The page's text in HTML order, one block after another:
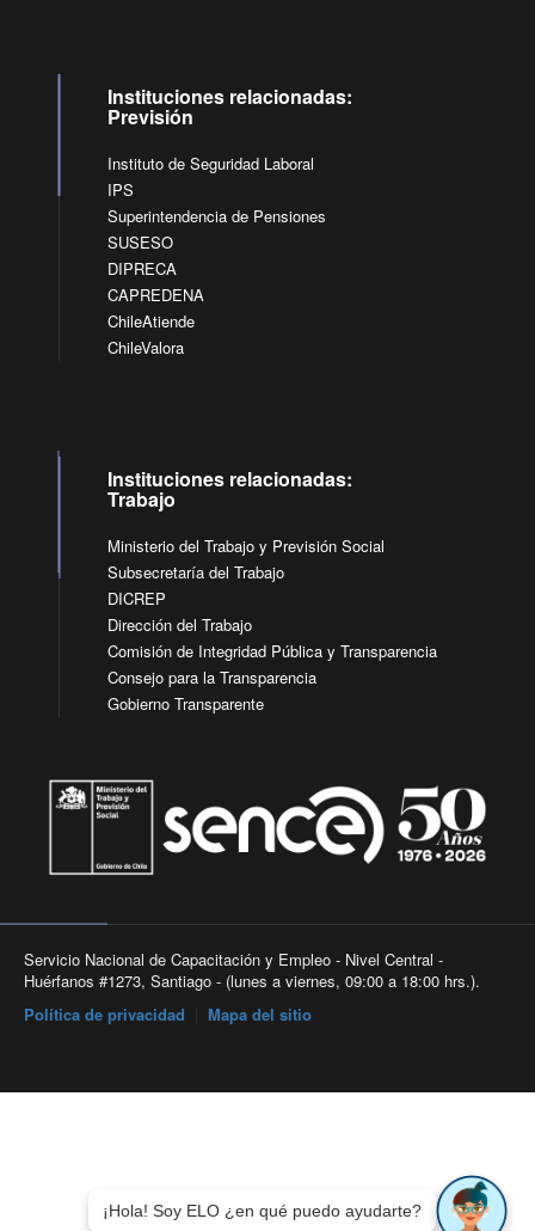
Instituciones relacionadas:
Previsión
Instituto de Seguridad Laboral
IPS
Superintendencia de Pensiones
SUSESO
DIPRECA
CAPREDENA
ChileAtiende
ChileValora
Instituciones relacionadas:
Trabajo
Ministerio del Trabajo y Previsión Social
Subsecretaría del Trabajo
DICREP
Dirección del Trabajo
Comisión de Integridad Pública y Transparencia
Consejo para la Transparencia
Gobierno Transparente
Servicio Nacional de Capacitación y Empleo - Nivel Central -
Huérfanos #1273, Santiago - (lunes a viernes, 09:00 a 18:00 hrs.).
Política de privacidad
Mapa del sitio
¡Hola! Soy ELO ¿en qué puedo ayudarte?